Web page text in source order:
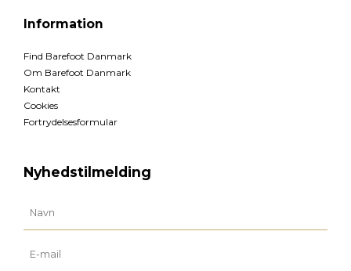
Information
Find Barefoot Danmark
Om Barefoot Danmark
Kontakt
Cookies
Fortrydelsesformular
Nyhedstilmelding